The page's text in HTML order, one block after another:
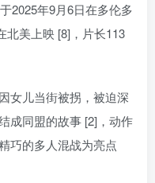
2025年9月6日在多伦多
北美上映 [8]，片长113
女儿当街被拐，被迫深
成同盟的故事 [2]，动作
巧的多人混战为亮点